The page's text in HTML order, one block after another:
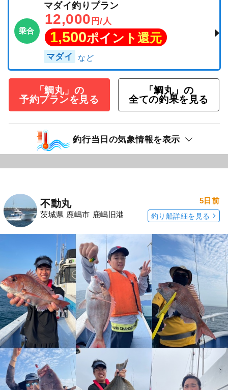
乗合
マダイ釣りプラン
12,000 円/人
1,500ポイント還元
マダイ
「鯛丸」の
予約プランを見る
「鯛丸」の
全ての釣果を見る
釣行当日の気象情報を表示
不動丸
茨城県 鹿嶋市 鹿嶋旧港
5日前
釣り船詳細を見る